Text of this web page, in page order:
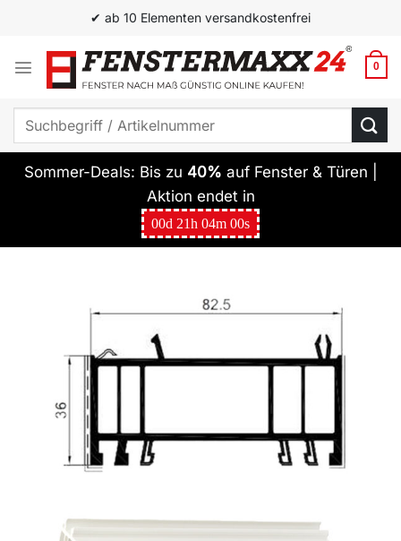
springen
✔ ab 10 Elementen versandkostenfrei
0
Suchen
Sommer-Deals: Bis zu 40% auf Fenster & Türen |
Aktion endet in
00d 21h 04m 00s